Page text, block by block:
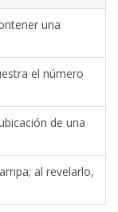
una
el número
de una
al revelarlo,